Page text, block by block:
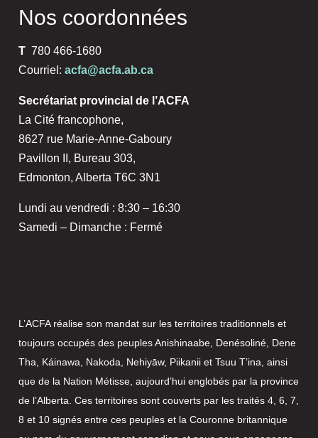
Nos coordonnées
T 780 466-1680
Courriel: acfa@acfa.ab.ca
Secrétariat provincial de l’ACFA
La Cité francophone,
8627 rue Marie-Anne-Gaboury
Pavillon II, Bureau 303,
Edmonton, Alberta T6C 3N1
Lundi au vendredi : 8:30 – 16:30
Samedi – Dimanche : Fermé
L’ACFA réalise son mandat sur les territoires traditionnels et
toujours occupés des peuples Anishinaabe, Denésoliné, Dene
Tha, Káinawa, Nakoda, Nehiyāw, Piikanii et Tsuu T’ina, ainsi
que de la Nation Métisse, aujourd’hui englobés par la province
de l’Alberta. Ces territoires sont couverts par les traités 4, 6, 7,
8 et 10 signés entre ces peuples et la Couronne britannique